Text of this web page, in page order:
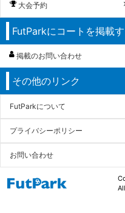
大会予約
FutParkにコートを掲載
掲載のお問い合わせ
その他のリンク
FutParkについて
プライバシーポリシー
お問い合わせ